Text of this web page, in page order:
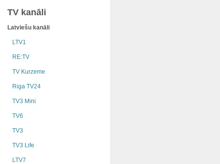
TV kanāli
Latviešu kanāli
LTV1
RE:TV
TV Kurzeme
Riga TV24
TV3 Mini
TV6
TV3
TV3 Life
LTV7